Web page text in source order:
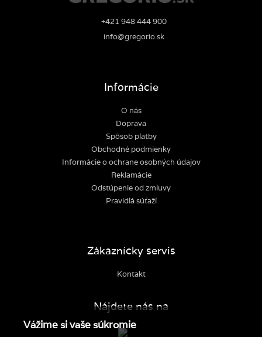
Vážime si vaše súkromie
+421 948 444 900
info@gregorio.sk
Informácie
O nás
Doprava
Spôsob platby
Obchodné podmienky
Informácie o ochrane osobných údajov
Reklamácie
Odstúpenie od zmluvy
Pravidlá súťaží
Zákaznícky servis
Kontakt
Nájdete nás na